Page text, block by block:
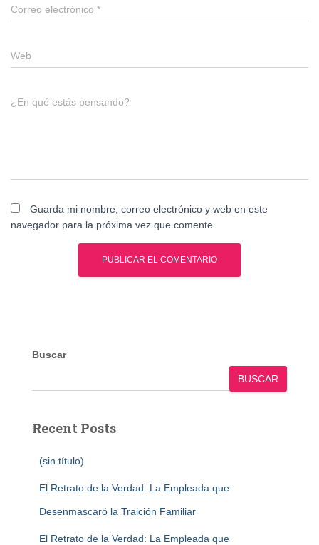
Correo electrónico *
Web
¿En qué estás pensando?
Guarda mi nombre, correo electrónico y web en este
navegador para la próxima vez que comente.
Buscar
BUSCAR
Recent Posts
(sin título)
El Retrato de la Verdad: La Empleada que
Desenmascaró la Traición Familiar
El Retrato de la Verdad: La Empleada que